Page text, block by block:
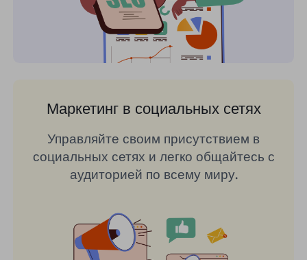
Маркетинг в социальных сетях
Управляйте своим присутствием в
социальных сетях и легко общайтесь с
аудиторией по всему миру.